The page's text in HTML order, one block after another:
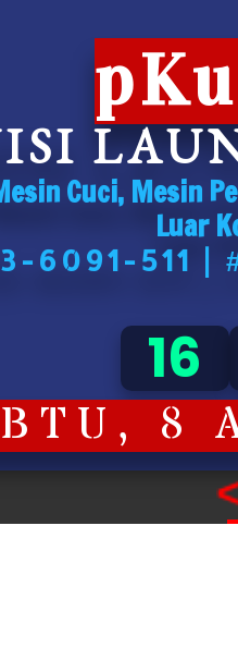
Cuci, Mesin
Luar
6091-511 |
16
8